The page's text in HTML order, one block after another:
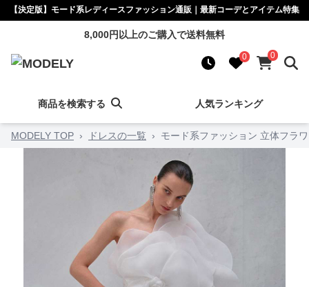
【決定版】モード系レディースファッション通販｜最新コーデとアイテム特集
8,000円以上のご購入で送料無料
0 0
商品を検索する 人気ランキング
MODELY TOP › ドレスの一覧 › モード系ファッション 立体フラ